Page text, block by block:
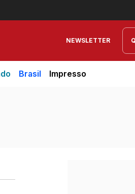
NEWSLETTER
Brasil Impresso